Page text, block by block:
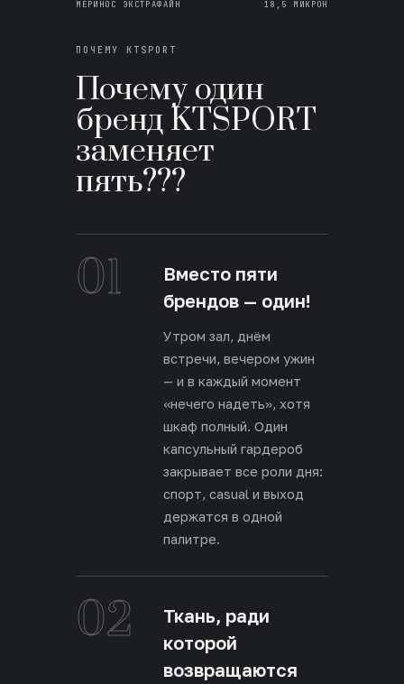
МЕРИНОС ЭКСТРАФАЙН 18,5 МИКРОН
ПОЧЕМУ KTSPORT
Почему один
бренд KTSPORT
заменяет
пять???
01
Вместо пяти
брендов — один!
Утром зал, днём
встречи, вечером ужин
— и в каждый момент
«нечего надеть», хотя
шкаф полный. Один
капсульный гардероб
закрывает все роли дня:
спорт, casual и выход
держатся в одной
палитре.
02
Ткань, ради
которой
возвращаются